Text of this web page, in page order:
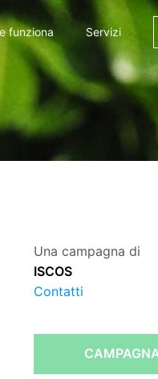
funziona Servizi
Una campagna di
ISCOS
Contatti